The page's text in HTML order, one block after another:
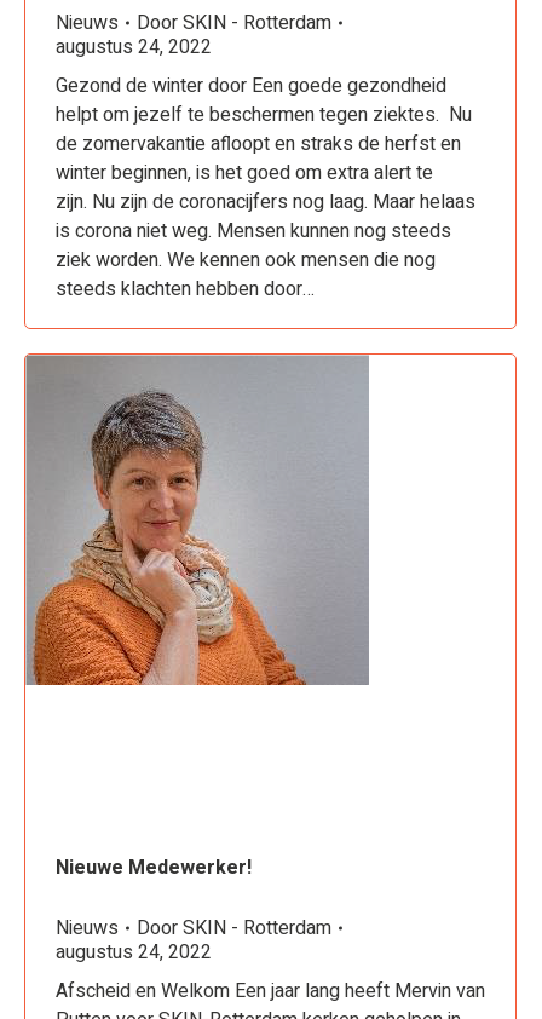
Nieuws DoorSKIN - Rotterdam
augustus 24, 2022
Gezond de winter door Een goede gezondheid
helpt om jezelf te beschermen tegen ziektes. Nu
de zomervakantie afloopt en straks de herfst en
winter beginnen, is het goed om extra alert te
zijn. Nu zijn de coronacijfers nog laag. Maar helaas
is corona niet weg. Mensen kunnen nog steeds
ziek worden. We kennen ook mensen die nog
steeds klachten hebben door…
Nieuwe Medewerker!
Nieuws DoorSKIN - Rotterdam
augustus 24, 2022
Afscheid en Welkom Een jaar lang heeft Mervin van